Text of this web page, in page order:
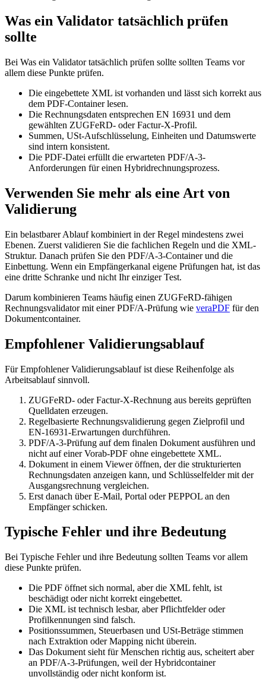
Was ein Validator tatsächlich prüfen
sollte
Bei Was ein Validator tatsächlich prüfen sollte sollten Teams vor
allem diese Punkte prüfen.
Die eingebettete XML ist vorhanden und lässt sich korrekt aus
dem PDF-Container lesen.
Die Rechnungsdaten entsprechen EN 16931 und dem
gewählten ZUGFeRD- oder Factur-X-Profil.
Summen, USt-Aufschlüsselung, Einheiten und Datumswerte
sind intern konsistent.
Die PDF-Datei erfüllt die erwarteten PDF/A-3-
Anforderungen für einen Hybridrechnungsprozess.
Verwenden Sie mehr als eine Art von
Validierung
Ein belastbarer Ablauf kombiniert in der Regel mindestens zwei
Ebenen. Zuerst validieren Sie die fachlichen Regeln und die XML-
Struktur. Danach prüfen Sie den PDF/A-3-Container und die
Einbettung. Wenn ein Empfängerkanal eigene Prüfungen hat, ist das
eine dritte Schranke und nicht Ihr einziger Test.
Darum kombinieren Teams häufig einen ZUGFeRD-fähigen
Rechnungsvalidator mit einer PDF/A-Prüfung wie veraPDF für den
Dokumentcontainer.
Empfohlener Validierungsablauf
Für Empfohlener Validierungsablauf ist diese Reihenfolge als
Arbeitsablauf sinnvoll.
ZUGFeRD- oder Factur-X-Rechnung aus bereits geprüften
Quelldaten erzeugen.
Regelbasierte Rechnungsvalidierung gegen Zielprofil und
EN-16931-Erwartungen durchführen.
PDF/A-3-Prüfung auf dem finalen Dokument ausführen und
nicht auf einer Vorab-PDF ohne eingebettete XML.
Dokument in einem Viewer öffnen, der die strukturierten
Rechnungsdaten anzeigen kann, und Schlüsselfelder mit der
Ausgangsrechnung vergleichen.
Erst danach über E-Mail, Portal oder PEPPOL an den
Empfänger schicken.
Typische Fehler und ihre Bedeutung
Bei Typische Fehler und ihre Bedeutung sollten Teams vor allem
diese Punkte prüfen.
Die PDF öffnet sich normal, aber die XML fehlt, ist
beschädigt oder nicht korrekt eingebettet.
Die XML ist technisch lesbar, aber Pflichtfelder oder
Profilkennungen sind falsch.
Positionssummen, Steuerbasen und USt-Beträge stimmen
nach Extraktion oder Mapping nicht überein.
Das Dokument sieht für Menschen richtig aus, scheitert aber
an PDF/A-3-Prüfungen, weil der Hybridcontainer
unvollständig oder nicht konform ist.